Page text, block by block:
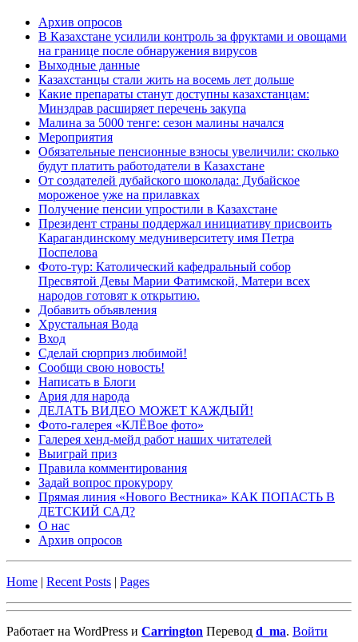
Архив опросов
В Казахстане усилили контроль за фруктами и овощами
на границе после обнаружения вирусов
Выходные данные
Казахстанцы стали жить на восемь лет дольше
Какие препараты станут доступны казахстанцам:
Минздрав расширяет перечень закупа
Малина за 5000 тенге: сезон малины начался
Мероприятия
Обязательные пенсионные взносы увеличили: сколько
будут платить работодатели в Казахстане
От создателей дубайского шоколада: Дубайское
мороженое уже на прилавках
Получение пенсии упростили в Казахстане
Президент страны поддержал инициативу присвоить
Карагандинскому медуниверситету имя Петра
Поспелова
Фото-тур: Католический кафедральный собор
Пресвятой Девы Марии Фатимской, Матери всех
народов готовят к открытию.
Добавить объявления
Хрустальная Вода
Вход
Сделай сюрприз любимой!
Сообщи свою новость!
Написать в Блоги
Ария для народа
ДЕЛАТЬ ВИДЕО МОЖЕТ КАЖДЫЙ!
Фото-галерея «КЛЁВое фото»
Галерея хенд-мейд работ наших читателей
Выиграй приз
Правила комментирования
Задай вопрос прокурору
Прямая линия «Нового Вестника» КАК ПОПАСТЬ В
ДЕТСКИЙ САД?
О нас
Архив опросов
Home | Recent Posts | Pages
Работает на WordPress и Carrington Перевод d_ma. Войти